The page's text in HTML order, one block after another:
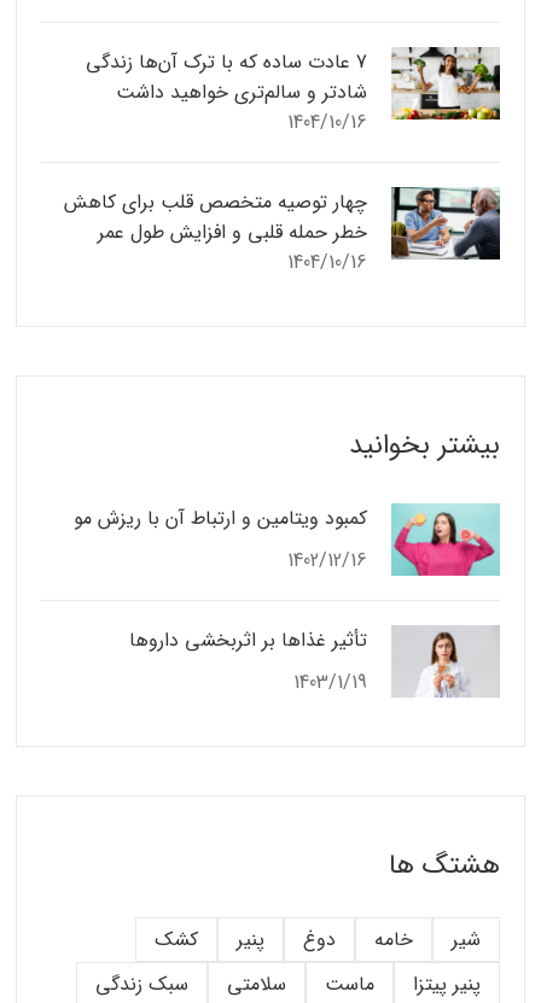
7 عادت ساده که با ترک آن‌ها زندگی
شادتر و سالم‌تری خواهید داشت
1404/10/16
چهار توصیه متخصص قلب برای کاهش
خطر حمله قلبی و افزایش طول عمر
1404/10/16
بیشتر بخوانید
کمبود ویتامین و ارتباط آن با ریزش مو
1402/12/16
تأثیر غذاها بر اثربخشی داروها
1403/1/19
هشتگ ها
شیر خامه دوغ پنیر
کشک
پنیر پیتزا
ماست سلامتی
سبک زندگی